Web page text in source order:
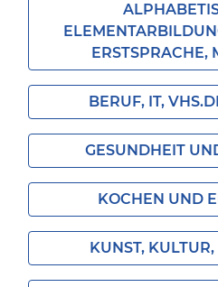
ERSTSPRACHE,
BERUF, IT,
GESUNDHEIT
KOCHEN UND
KUNST,